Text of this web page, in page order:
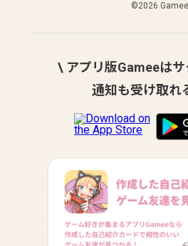
©︎2026 Gamee
\ アプリ版Gameeは
通知も受け取れ